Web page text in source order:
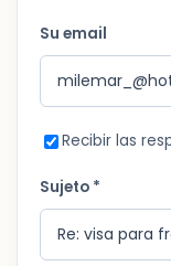
Su email
Recibir las
Sujeto *